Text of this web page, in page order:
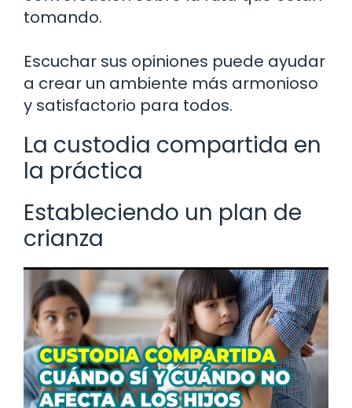
tomando.
Escuchar sus opiniones puede ayudar
a crear un ambiente más armonioso
y satisfactorio para todos.
La custodia compartida en
la práctica
Estableciendo un plan de
crianza